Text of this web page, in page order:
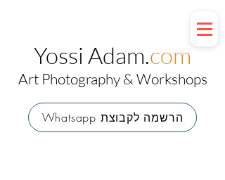
Art Photography & Workshops
Yossi Adam.com
Whatsapp הרשמה לקבוצת